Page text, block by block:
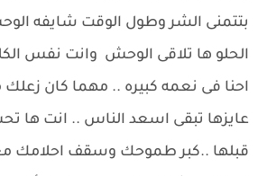
بتتمنى الشر وطول الوقت شايفه
الحلو ها تلاقى الوحش وانت نفس
احنا فى نعمه كبيره .. مهما كان زعلك
عايزها تبقى اسعد الناس .. انت ها
قبلها ..كبر طموحك وسقف احلامك